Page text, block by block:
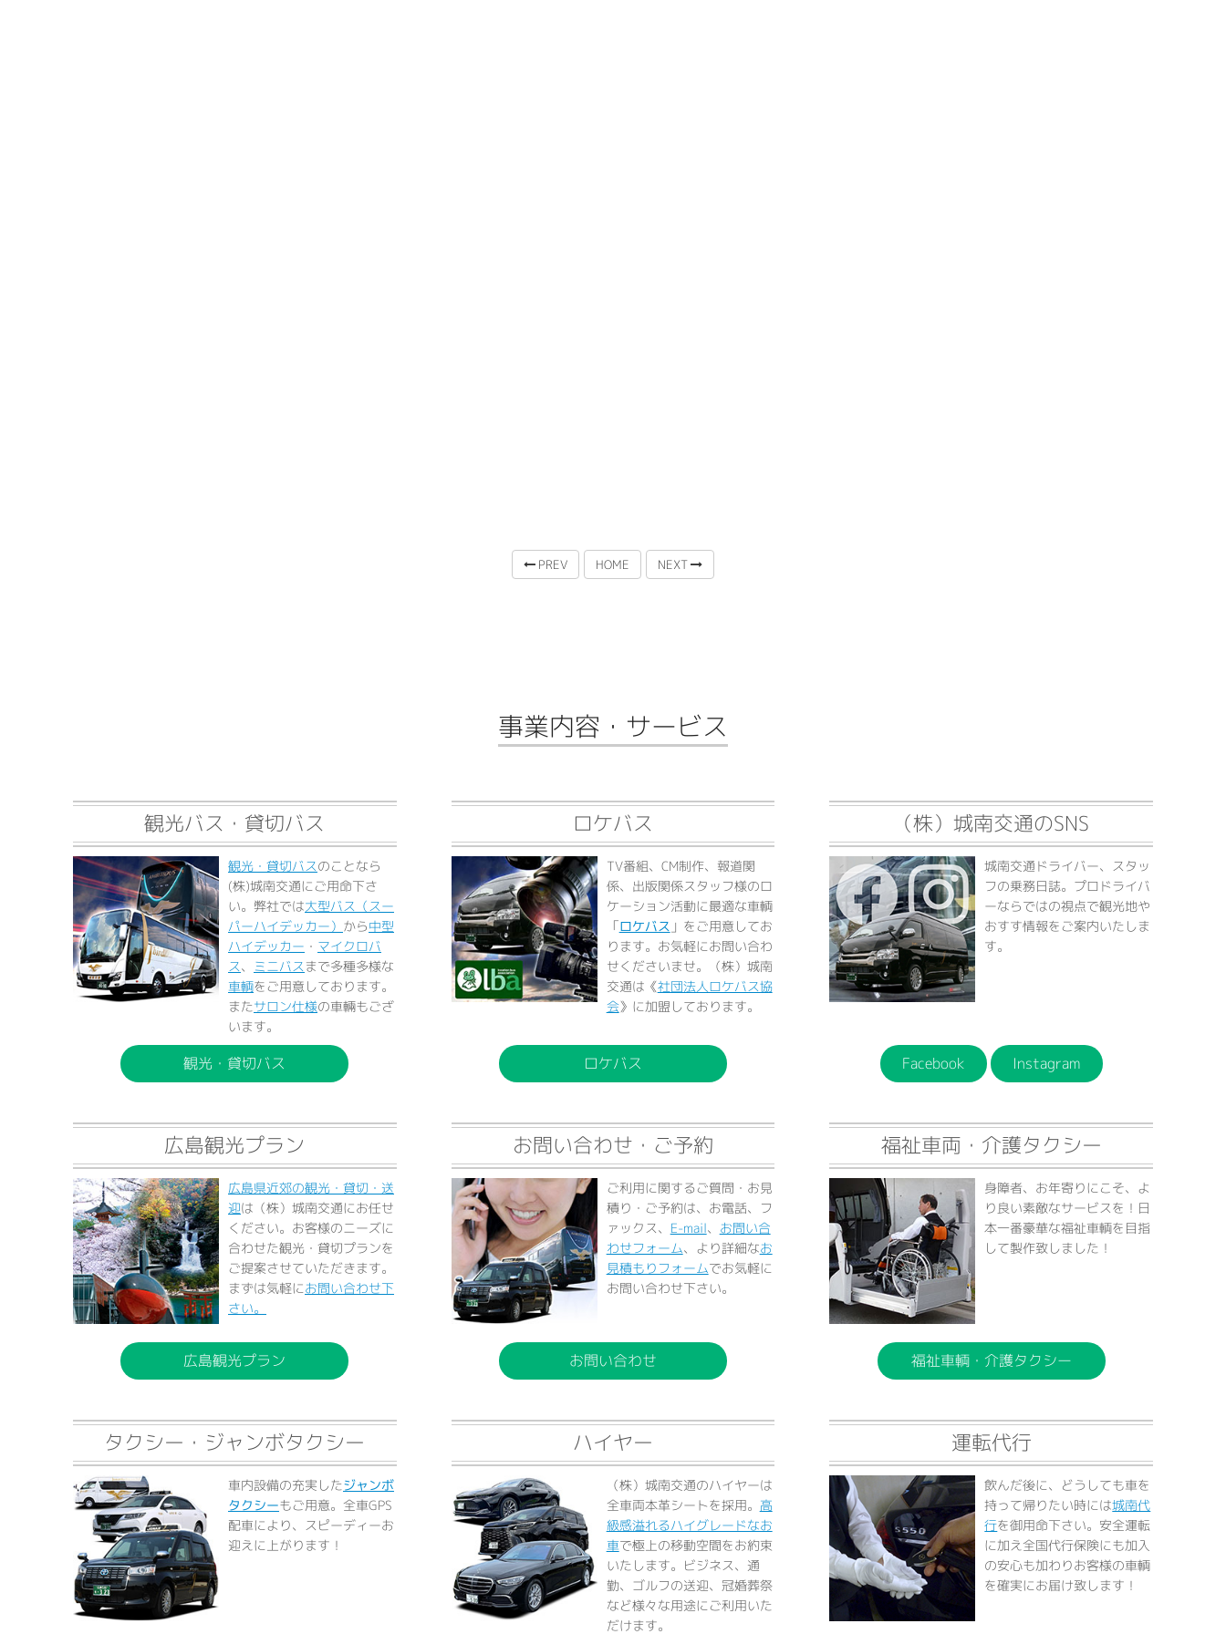
PREV HOME NEXT
事業内容・サービス
観光バス・貸切バス
観光・貸切バスのことなら
(株)城南交通にご用命下さ
い。弊社では大型バス（スー
パーハイデッカー） から中型
ハイデッカー ・ マイクロバ
ス、 ミニバスまで多種多様な
車輌をご用意しております。
またサロン仕様の車輛もござ
います。
観光・貸切バス
ロケバス
TV番組、CM制作、報道関
係、出版関係スタッフ様のロ
ケーション活動に最適な車輌
「ロケバス 」をご用意してお
ります。お気軽にお問い合わ
せくださいませ。（株）城南
交通は《社団法人ロケバス協
会》に加盟しております。
ロケバス
（株）城南交通のSNS
城南交通ドライバー、スタッ
フの乗務日誌。プロドライバ
ーならではの視点で観光地や
おすす情報をご案内いたしま
す。
Facebook Instagram
広島観光プラン
広島県近郊の観光・貸切・送
迎は（株）城南交通にお任せ
ください。お客様のニーズに
合わせた観光・貸切プランを
ご提案させていただきます。
まずは気軽にお問い合わせ下
さい。
広島観光プラン
お問い合わせ・ご予約
ご利用に関するご質問・お見
積り・ご予約は、お電話、フ
ァックス、 E-mail、 お問い合
わせフォーム、より詳細なお
見積もりフォームでお気軽に
お問い合わせ下さい。
お問い合わせ
福祉車両・介護タクシー
身障者、お年寄りにこそ、よ
り良い素敵なサービスを！日
本一番豪華な福祉車輌を目指
して製作致しました！
福祉車輌・介護タクシー
タクシー・ジャンボタクシー
車内設備の充実したジャンボ
タクシーもご用意。全車GPS
配車により、スピーディーお
迎えに上がります！
ハイヤー
（株）城南交通のハイヤーは
全車両本革シートを採用。 高
級感溢れるハイグレードなお
車で極上の移動空間をお約束
いたします。ビジネス、通
勤、ゴルフの送迎、冠婚葬祭
など様々な用途にご利用いた
だけます。
運転代行
飲んだ後に、どうしても車を
持って帰りたい時には城南代
行を御用命下さい。安全運転
に加え全国代行保険にも加入
の安心も加わりお客様の車輌
を確実にお届け致します！